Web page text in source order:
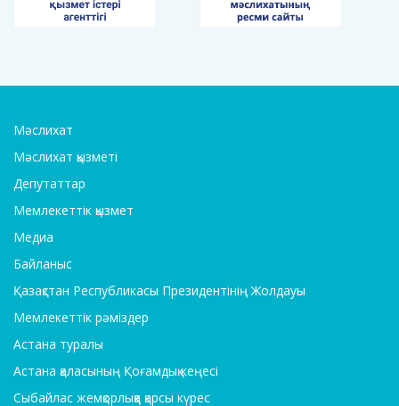
Мәслихат
Мәслихат қызметі
Депутаттар
Мемлекеттік қызмет
Медиа
Байланыс
Қазақстан Республикасы Президентінің Жолдауы
Мемлекеттік рәміздер
Астана туралы
Астана қаласының Қоғамдық кеңесі
Сыбайлас жемқорлыққа қарсы күрес